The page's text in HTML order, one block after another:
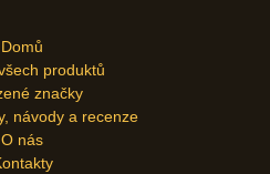
Domů
produktů
značky
návody a recenze
O nás